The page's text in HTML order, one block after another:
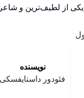
یکی از لطیف‌ترین و
نویسنده
فئودور داستایفسکی